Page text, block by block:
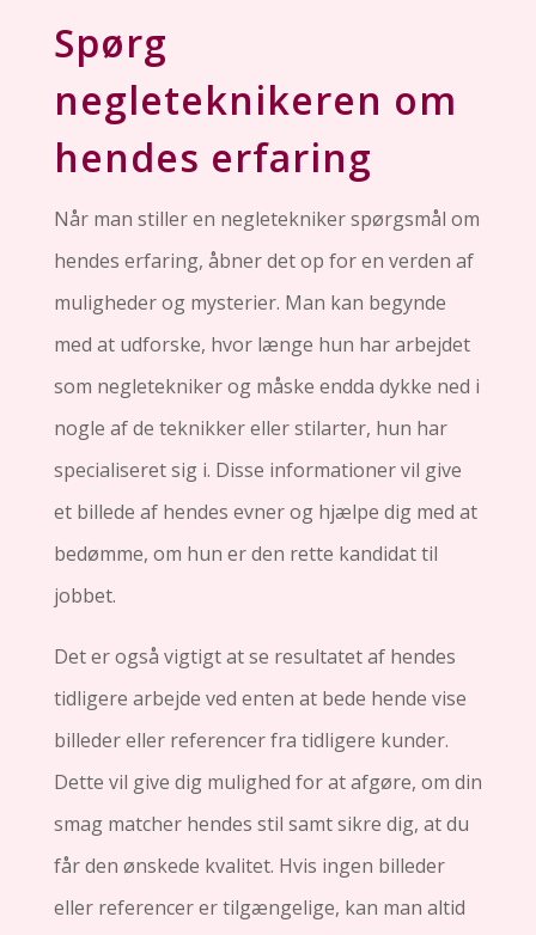
Spørg
negleteknikeren om
hendes erfaring
Når man stiller en negletekniker spørgsmål om
hendes erfaring, åbner det op for en verden af
muligheder og mysterier. Man kan begynde
med at udforske, hvor længe hun har arbejdet
som negletekniker og måske endda dykke ned i
nogle af de teknikker eller stilarter, hun har
specialiseret sig i. Disse informationer vil give
et billede af hendes evner og hjælpe dig med at
bedømme, om hun er den rette kandidat til
jobbet.
Det er også vigtigt at se resultatet af hendes
tidligere arbejde ved enten at bede hende vise
billeder eller referencer fra tidligere kunder.
Dette vil give dig mulighed for at afgøre, om din
smag matcher hendes stil samt sikre dig, at du
får den ønskede kvalitet. Hvis ingen billeder
eller referencer er tilgængelige, kan man altid